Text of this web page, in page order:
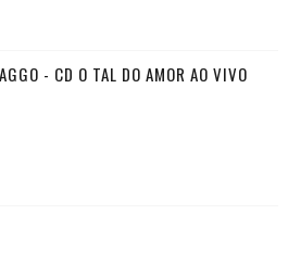
- CD O TAL DO AMOR AO VIVO